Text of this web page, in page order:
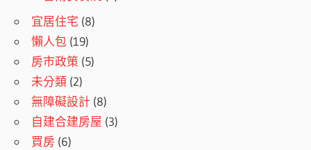
宜居住宅 (8)
懶人包 (19)
房市政策 (5)
未分類 (2)
無障礙設計 (8)
自建合建房屋 (3)
買房 (6)